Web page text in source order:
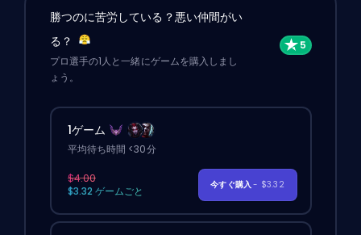
勝つのに苦労している？悪い仲間がい
る？
プロ選手の1人と一緒にゲームを購入しまし
ょう。
1ゲーム
平均待ち時間 <30分
$4.00
$3.32 ゲームごと
今すぐ購入- $3.32